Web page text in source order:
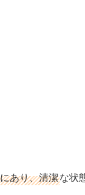
あり、清潔な状